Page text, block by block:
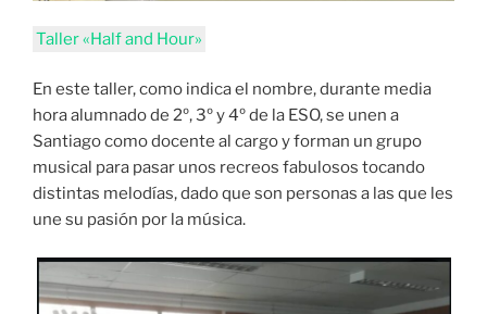
Taller «Half and Hour»
En este taller, como indica el nombre, durante media
hora alumnado de 2º, 3º y 4º de la ESO, se unen a
Santiago como docente al cargo y forman un grupo
musical para pasar unos recreos fabulosos tocando
distintas melodías, dado que son personas a las que les
une su pasión por la música.